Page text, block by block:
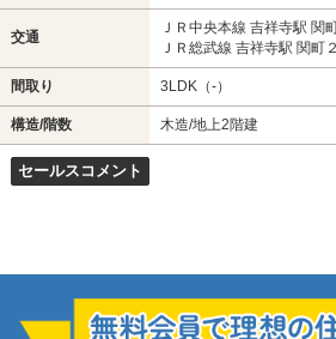
交通
ＪＲ中央本線 吉祥寺駅 関
ＪＲ総武線 吉祥寺駅 関町
間取り 3LDK（-）
構造/階数 木造/地上2階建
セールスコメント